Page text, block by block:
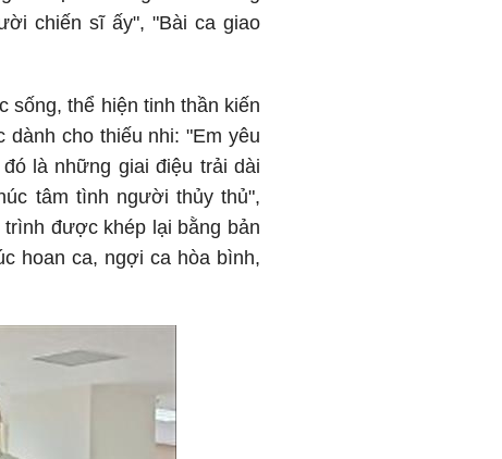
chiến sĩ ấy", "Bài ca giao
sống, thể hiện tinh thần kiến
cho thiếu nhi: "Em yêu
là những giai điệu trải dài
tâm tình người thủy thủ",
được khép lại bằng bản
hoan ca, ngợi ca hòa bình,